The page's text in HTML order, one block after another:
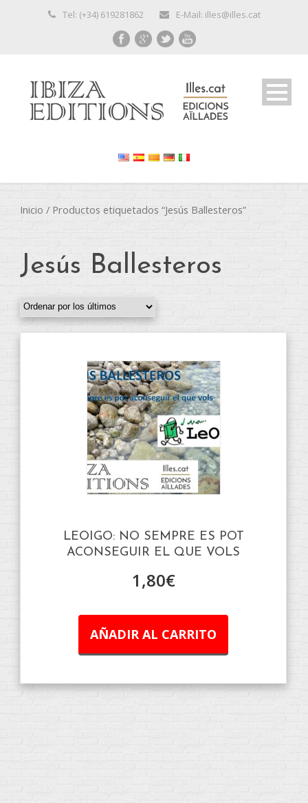
Tel: (+34) 619281862 E-Mail: illes@illes.cat
Inicio / Productos etiquetados “Jesús Ballesteros”
Jesús Ballesteros
LEOIGO: NO SEMPRE ES POT
ACONSEGUIR EL QUE VOLS
1,80€
AÑADIR AL CARRITO